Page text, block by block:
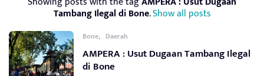
Tambang Ilegal di Bone.Show all posts
Bone, Daerah
AMPERA : Usut Dugaan Tambang Ilegal
di Bone